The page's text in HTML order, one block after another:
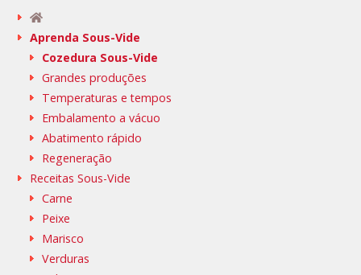
Aprenda Sous-Vide
Cozedura Sous-Vide
Grandes produções
Temperaturas e tempos
Embalamento a vácuo
Abatimento rápido
Regeneração
Receitas Sous-Vide
Carne
Peixe
Marisco
Verduras